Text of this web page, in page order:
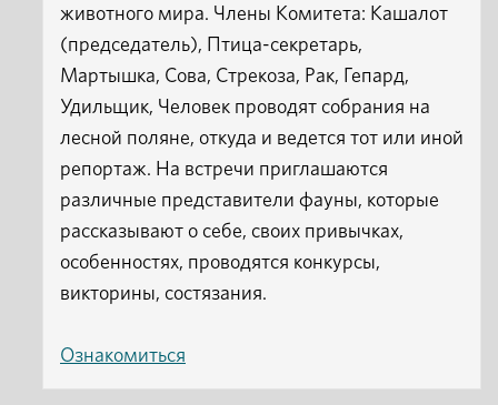
животного мира. Члены Комитета: Кашалот
(председатель), Птица-секретарь,
Мартышка, Сова, Стрекоза, Рак, Гепард,
Удильщик, Человек проводят собрания на
лесной поляне, откуда и ведется тот или иной
репортаж. На встречи приглашаются
различные представители фауны, которые
рассказывают о себе, своих привычках,
особенностях, проводятся конкурсы,
викторины, состязания.
Ознакомиться